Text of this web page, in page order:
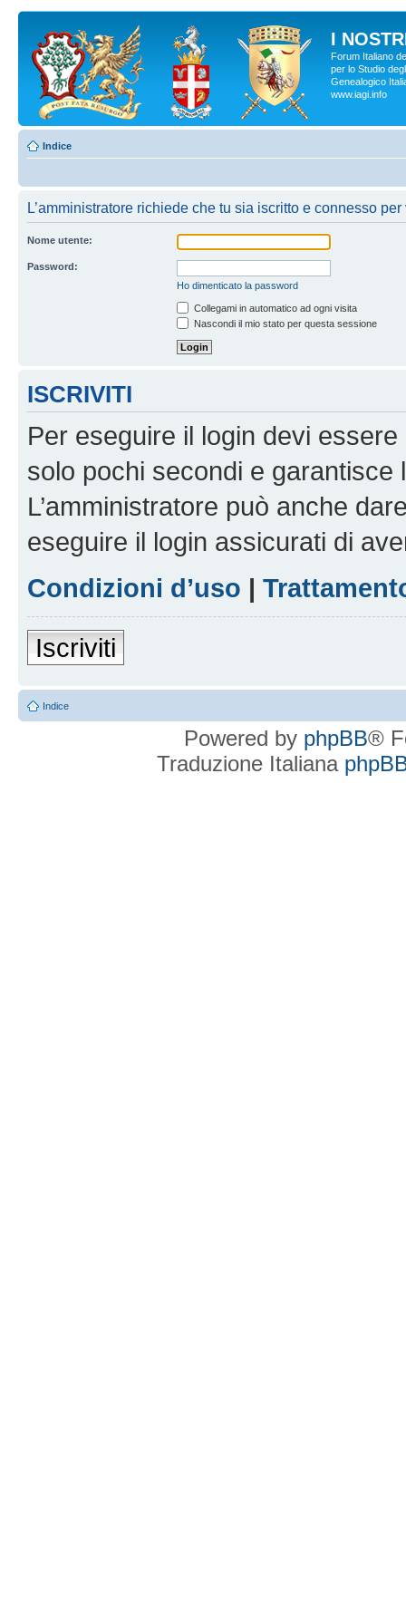
I
Forum Italiano
per lo Studio
Genealogico
www.iagi.info
Indice
L’amministratore richiede che tu sia iscritto e connesso
Nome utente:
Password:
Ho dimenticato la password
Collegami in automatico ad ogni visita
Nascondi il mio stato per questa sessione
ISCRIVITI
Per eseguire il login devi
solo pochi secondi e garantisce
L’amministratore può anche
eseguire il login assicurati di
Condizioni d’uso |
Iscriviti
Indice
Powered by phpBB®
Traduzione Italiana